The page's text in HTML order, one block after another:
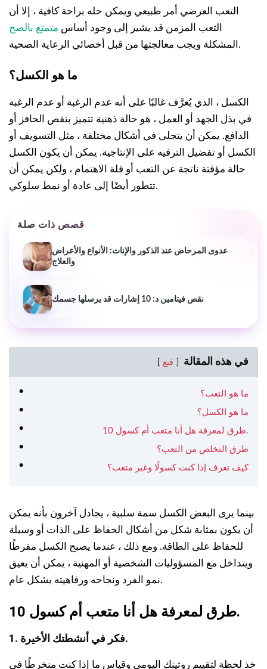
التعب العرضي أمر طبيعي ويمكن حله براحة كافية ، إلا أن
التعب المزمن قد يشير إلى وجود أساس متمتع بالصح
المشكلة ويجب معالجتها من قبل أخصائي الرعاية الصحية.
ما هو الكسل؟
الكسل ، الذي يُعرَّف غالبًا على أنه عدم الرغبة أو عدم الرغبة
في بذل الجهد أو العمل ، هو حالة ذهنية تتميز بنقص الحافز أو
الدافع. يمكن أن يتجلى في أشكال مختلفة ، مثل التسويف أو
الكسل أو تفضيل الترفيه على الإنتاجية. يمكن أن يكون الكسل
حالة مؤقتة ناتجة عن التعب أو قلة الاهتمام ، ولكن يمكن أن
تتطور أيضًا إلى عادة أو نمط سلوكي.
قصص ذات صلة
عدوى المرحاض عند الذكور والإناث: الأنواع والأعراض
والعلاج
نقص فيتامين د: 10 إشارات قد يرسلها جسمك
في هذه المقالة قنع
ما هو التعب؟
ما هو الكسل؟
10 طرق لمعرفة هل أنا متعب أم كسول.
طرق التخلص من التعب؟
كيف تعرف إذا كنت كسولًا وغير متعب؟
بينما يرى البعض الكسل سمة سلبية ، يجادل آخرون بأنه يمكن
أن يكون بمثابة شكل من أشكال الحفاظ على الذات أو وسيلة
للحفاظ على الطاقة. ومع ذلك ، عندما يصبح الكسل مفرطًا
ويتداخل مع المسؤوليات الشخصية أو المهنية ، يمكن أن يعيق
نمو الفرد ونجاحه ورفاهيته بشكل عام.
10 طرق لمعرفة هل أنا متعب أم كسول.
1. فكر في أنشطتك الأخيرة.
خذ لحظة لتقييم روتينك اليومي وقياس ما إذا كنت منخرطًا في